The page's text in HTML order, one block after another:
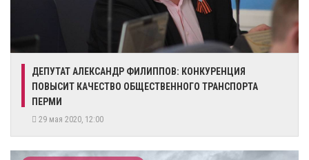
ДЕПУТАТ АЛЕКСАНДР ФИЛИППОВ: КОНКУРЕНЦИЯ
ПОВЫСИТ КАЧЕСТВО ОБЩЕСТВЕННОГО ТРАНСПОРТА
ПЕРМИ
29 мая 2020, 12:00